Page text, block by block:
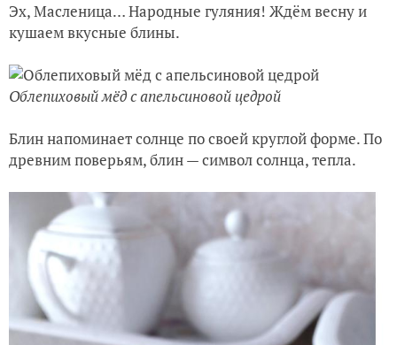
Эх, Масленица… Народные гуляния! Ждём весну и
кушаем вкусные блины.
Облепиховый мёд с апельсиновой цедрой
Блин напоминает солнце по своей круглой форме. По
древним поверьям, блин — символ солнца, тепла.